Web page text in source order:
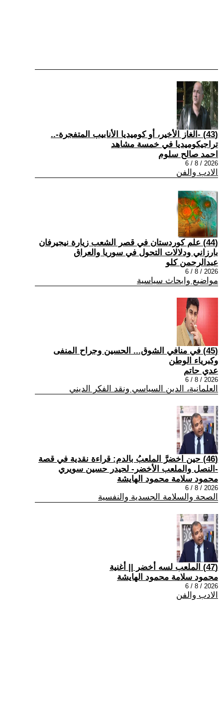
(43) -الغاز الأخير، أو كوميديا الأنابيب المتفجرة-..
تراجيكوميديا في خمسة مشاهد
احمد صالح سلوم
2026 / 8 / 6
الادب والفن
(44) علم كوردستان في قصر الشعب زيارة نيجيرفان
بارزاني ودلالات التحول في سوريا والعراق
عبدالرحمن كلو
2026 / 8 / 6
مواضيع وابحاث سياسية
(45) في منافي الشوق... الحسين وجراح المنفى
وكبرياء الوطن
عدي حاتم
2026 / 8 / 6
العلمانية، الدين السياسي ونقد الفكر الديني
(46) حين اخضرَّ الملعبُ بالدم: قراءة نقدية في قصة
-النصل والملعب الأخضر- لحيدر حسين سويري
محمود سلامة محمود الهايشة
2026 / 8 / 6
الصحة والسلامة الجسدية والنفسية
(47) الملعب لسه أخضر || أغنية
محمود سلامة محمود الهايشة
2026 / 8 / 6
الادب والفن